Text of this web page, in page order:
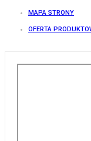
MAPA STRONY
OFERTA